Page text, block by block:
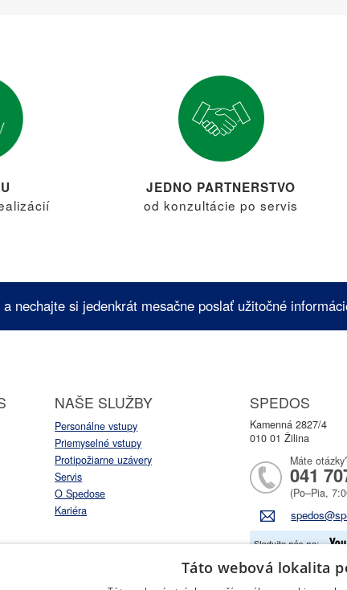
JEDNO PARTNERSTVO
od konzultácie po servis
nechajte si jedenkrát mesačne poslať užitočné
NAŠE SLUŽBY
Personálne vstupy
Priemyselné vstupy
Protipožiarne uzávery
Servis
O Spedose
Kariéra
SPEDOS
Kamenná 2827/4
010 01 Žilina
Máte
041
(Po–Pia,
Táto webová lokalita